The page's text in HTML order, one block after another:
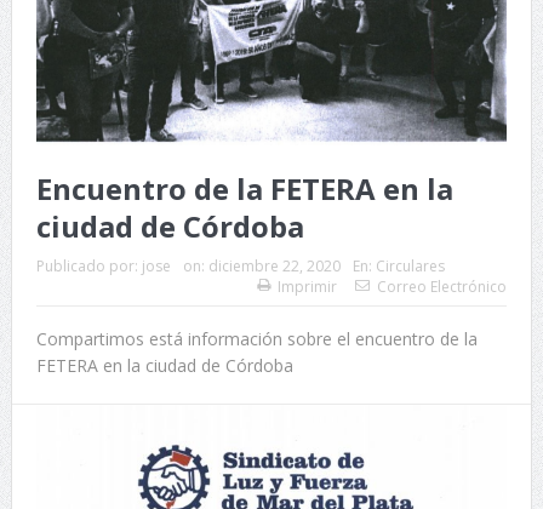
Encuentro de la FETERA en la
ciudad de Córdoba
Publicado por: jose on: diciembre 22, 2020 En: Circulares
Imprimir
Correo Electrónico
Compartimos está información sobre el encuentro de la
FETERA en la ciudad de Córdoba